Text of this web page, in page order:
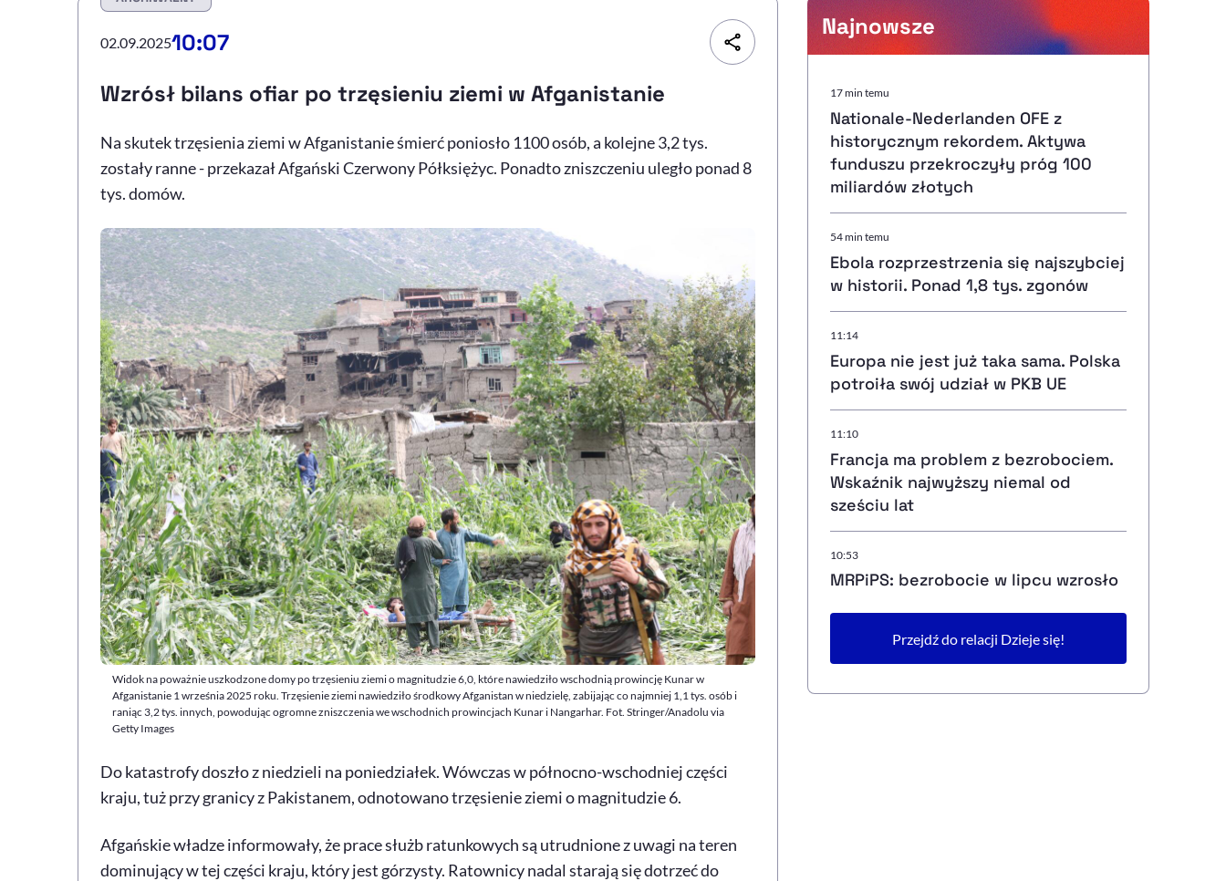
Ułatwienia dostępności wspierają:
Sprawdź, jak i dlaczego zwiększamy dostępność, otwiera się w nowym
Deklaracja dostępności
02.09.202510:07
Wzrósł bilans ofiar po trzęsieniu ziemi w Afganistanie
Na skutek trzęsienia ziemi w Afganistanie śmierć poniosło 1100 osób, a kolejne 3,2 tys.
zostały ranne - przekazał Afgański Czerwony Półksiężyc. Ponadto zniszczeniu uległo ponad 8
tys. domów.
Widok na poważnie uszkodzone domy po trzęsieniu ziemi o magnitudzie 6,0, które nawiedziło wschodnią prowincję Kunar w
Afganistanie 1 września 2025 roku. Trzęsienie ziemi nawiedziło środkowy Afganistan w niedzielę, zabijając co najmniej 1,1 tys. osób i
raniąc 3,2 tys. innych, powodując ogromne zniszczenia we wschodnich prowincjach Kunar i Nangarhar. Fot. Stringer/Anadolu via
Getty Images
Do katastrofy doszło z niedzieli na poniedziałek. Wówczas w północno-wschodniej części
kraju, tuż przy granicy z Pakistanem, odnotowano trzęsienie ziemi o magnitudzie 6.
Afgańskie władze informowały, że prace służb ratunkowych są utrudnione z uwagi na teren
dominujący w tej części kraju, który jest górzysty. Ratownicy nadal starają się dotrzeć do
Najnowsze
17 min temu
Nationale-Nederlanden OFE z
historycznym rekordem. Aktywa
funduszu przekroczyły próg 100
miliardów złotych
54 min temu
Ebola rozprzestrzenia się najszybciej
w historii. Ponad 1,8 tys. zgonów
11:14
Europa nie jest już taka sama. Polska
potroiła swój udział w PKB UE
11:10
Francja ma problem z bezrobociem.
Wskaźnik najwyższy niemal od
sześciu lat
10:53
MRPiPS: bezrobocie w lipcu wzrosło
Przejdź do relacji Dzieje się!